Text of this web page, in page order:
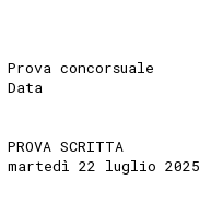
Prova concorsuale
Data
PROVA SCRITTA
martedì 22 luglio 2025